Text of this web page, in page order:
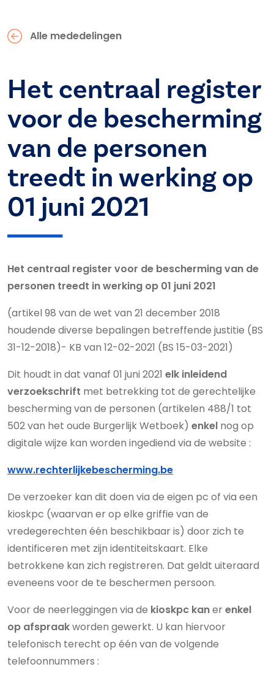
Alle mededelingen
Het centraal register
voor de bescherming
van de personen
treedt in werking op
01 juni 2021
Het centraal register voor de bescherming van de
personen treedt in werking op 01 juni 2021
(artikel 98 van de wet van 21 december 2018
houdende diverse bepalingen betreffende justitie (BS
31-12-2018)- KB van 12-02-2021 (BS 15-03-2021)
Dit houdt in dat vanaf 01 juni 2021 elk inleidend
verzoekschrift met betrekking tot de gerechtelijke
bescherming van de personen (artikelen 488/1 tot
502 van het oude Burgerlijk Wetboek) enkel nog op
digitale wijze kan worden ingediend via de website :
www.rechterlijkebescherming.be
De verzoeker kan dit doen via de eigen pc of via een
kioskpc (waarvan er op elke griffie van de
vredegerechten één beschikbaar is) door zich te
identificeren met zijn identiteitskaart. Elke
betrokkene kan zich registreren. Dat geldt uiteraard
eveneens voor de te beschermen persoon.
Voor de neerleggingen via de kioskpc kanerenkel
op afspraakworden gewerkt. U kan hiervoor
telefonisch terecht op één van de volgende
telefoonnummers :